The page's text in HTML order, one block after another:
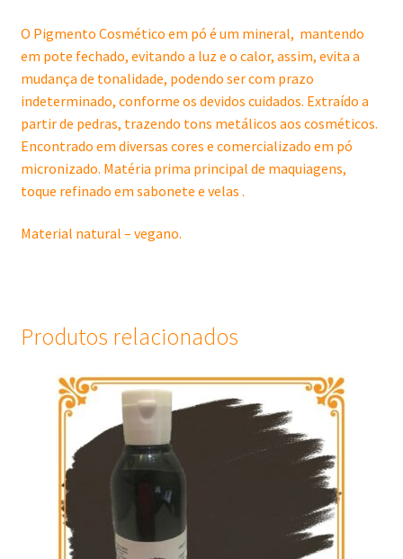
O Pigmento Cosmético em pó é um mineral, mantendo
em pote fechado, evitando a luz e o calor, assim, evita a
mudança de tonalidade, podendo ser com prazo
indeterminado, conforme os devidos cuidados. Extraído a
partir de pedras, trazendo tons metálicos aos cosméticos.
Encontrado em diversas cores e comercializado em pó
micronizado. Matéria prima principal de maquiagens,
toque refinado em sabonete e velas .
Material natural – vegano.
Produtos relacionados